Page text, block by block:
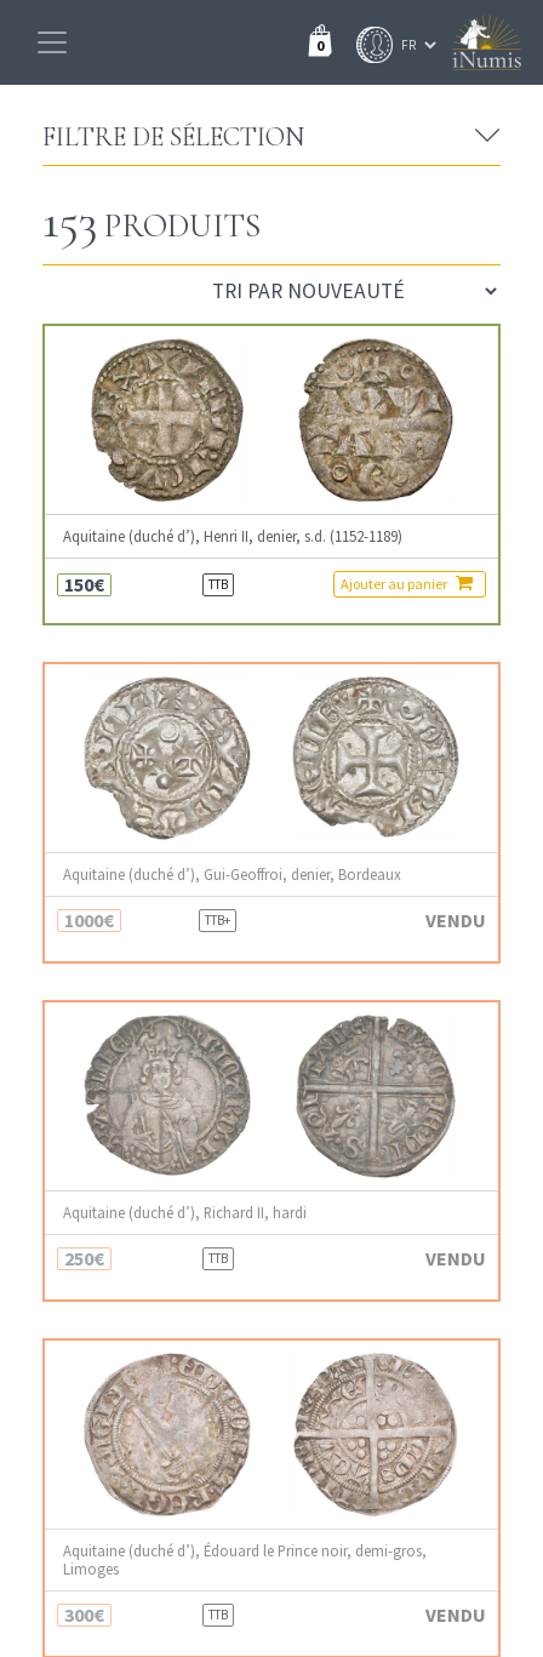
0
FILTRE DE SÉLECTION
153 PRODUITS
Aquitaine (duché d’), Henri II, denier, s.d. (1152-1189)
150€ TTB Ajouter au panier
Aquitaine (duché d’), Gui-Geoffroi, denier, Bordeaux
1000€ TTB+ VENDU
Aquitaine (duché d’), Richard II, hardi
250€ TTB VENDU
Aquitaine (duché d’), Édouard le Prince noir, demi-gros,
Limoges
300€ TTB VENDU